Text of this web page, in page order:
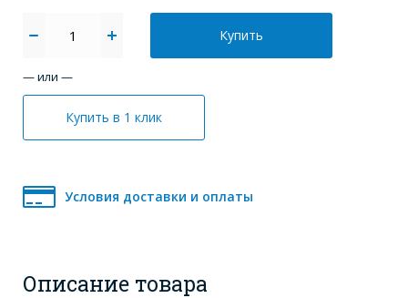
Купить
— или —
Купить в 1 клик
Условия доставки и оплаты
Описание товара